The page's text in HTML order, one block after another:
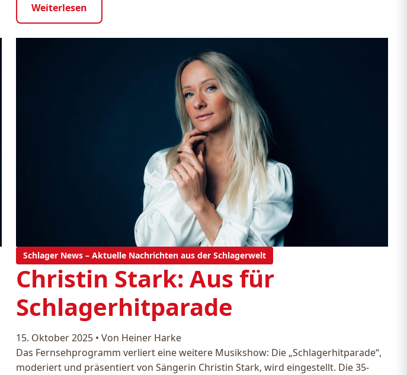
Weiterlesen
Schlager News – Aktuelle Nachrichten aus der Schlagerwelt
Christin Stark: Aus für
Schlagerhitparade
15. Oktober 2025 • Von Heiner Harke
Das Fernsehprogramm verliert eine weitere Musikshow: Die „Schlagerhitparade“,
moderiert und präsentiert von Sängerin Christin Stark, wird eingestellt. Die 35-